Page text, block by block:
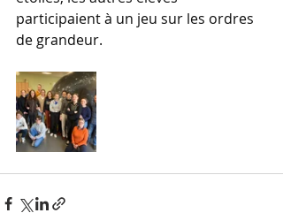
participaient à un jeu sur les ordres
de grandeur.